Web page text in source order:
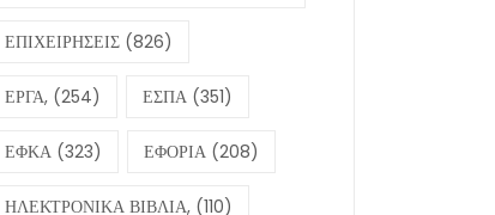
ΕΠΙΧΕΙΡΗΣΕΙΣ (826)
ΕΡΓΑ, (254) ΕΣΠΑ (351)
ΕΦΚΑ (323) ΕΦΟΡΙΑ (208)
ΗΛΕΚΤΡΟΝΙΚΑ ΒΙΒΛΙΑ, (110)